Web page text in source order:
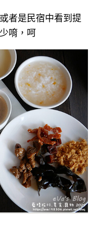
者是民宿中看到提
唷，呵